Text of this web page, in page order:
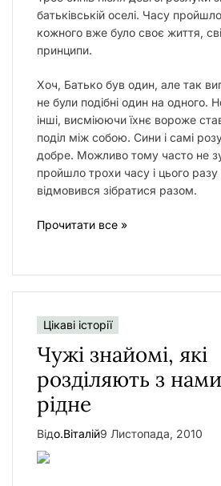
батьківській оселі. Часу
кожного вже було своє життя,
принципи.
Хоч, Батько був один, але так
не були подібні один на одного.
інші, висміюючи їхнє вороже
поділ між собою. Сини і самі
добре. Можливо тому часто не
пройшло трохи часу і цього разу
відмовився зібратися разом.
Прочитати все »
Цікаві історії
Чужі знайомі, які
розділяють з
рідне
Відо.Віталій9 Листопада, 2010